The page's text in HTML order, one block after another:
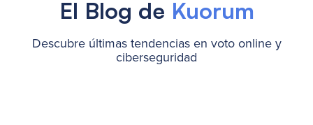
El Blog de Kuorum
Descubre últimas tendencias en voto online y
ciberseguridad